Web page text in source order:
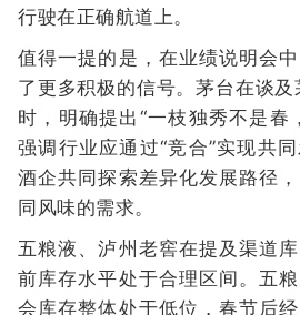
行驶在正确航道上。
值得一提的是，在业绩说明会
了更多积极的信号。茅台在谈
时，明确提出“一枝独秀不是春
强调行业应通过“竞合”实现共
酒企共同探索差异化发展路径
同风味的需求。
五粮液、泸州老窖在提及渠道
前库存水平处于合理区间。五
会库存整体处于低位，春节后